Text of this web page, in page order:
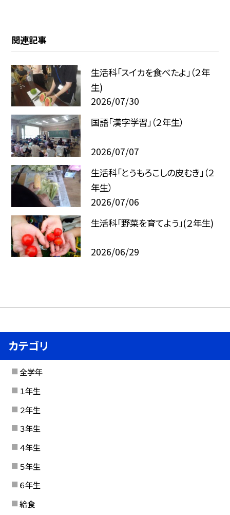
関連記事
生活科「スイカを食べたよ」（２年
生)
2026/07/30
国語「漢字学習」（２年生）
2026/07/07
生活科「とうもろこしの皮むき」（２
年生）
2026/07/06
生活科「野菜を育てよう」(２年生)
2026/06/29
カテゴリ
全学年
１年生
２年生
３年生
４年生
５年生
６年生
給食